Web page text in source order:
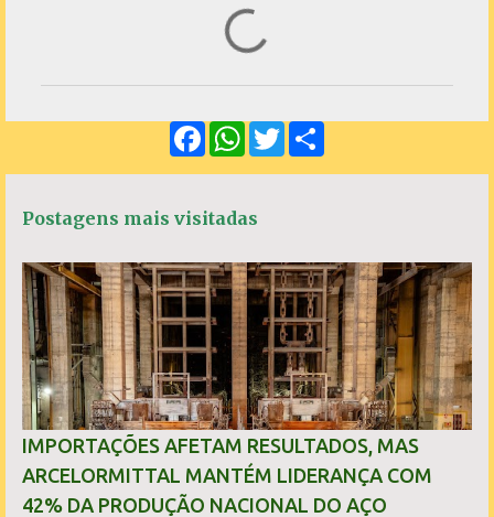
t
i
o
s
F
a
o
W
h
A
T
w
Postagens mais visitadas
IMPORTAÇÕES AFETAM RESULTADOS, MAS
ARCELORMITTAL MANTÉM LIDERANÇA COM
42% DA PRODUÇÃO NACIONAL DO AÇO